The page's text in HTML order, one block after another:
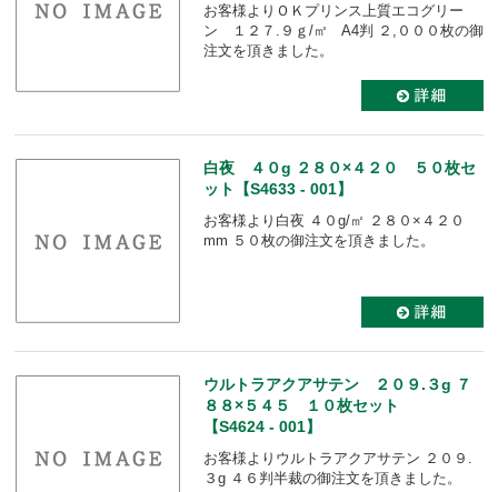
お客様よりＯＫプリンス上質エコグリー
ン １２７.９ｇ/㎡ A4判 ２,０００枚の御
注文を頂きました。
白夜 ４０g ２８０×４２０ ５０枚セ
ット【S4633 - 001】
お客様より白夜 ４０g/㎡ ２８０×４２０
mm ５０枚の御注文を頂きました。
ウルトラアクアサテン ２０９.３g ７
８８×５４５ １０枚セット
【S4624 - 001】
お客様よりウルトラアクアサテン ２０９.
３g ４６判半裁の御注文を頂きました。